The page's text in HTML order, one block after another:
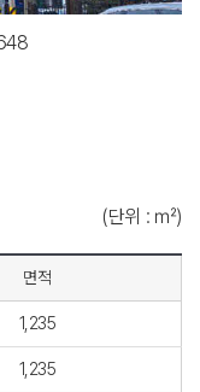
(단위 : ㎡)
면적
1,235
1,235